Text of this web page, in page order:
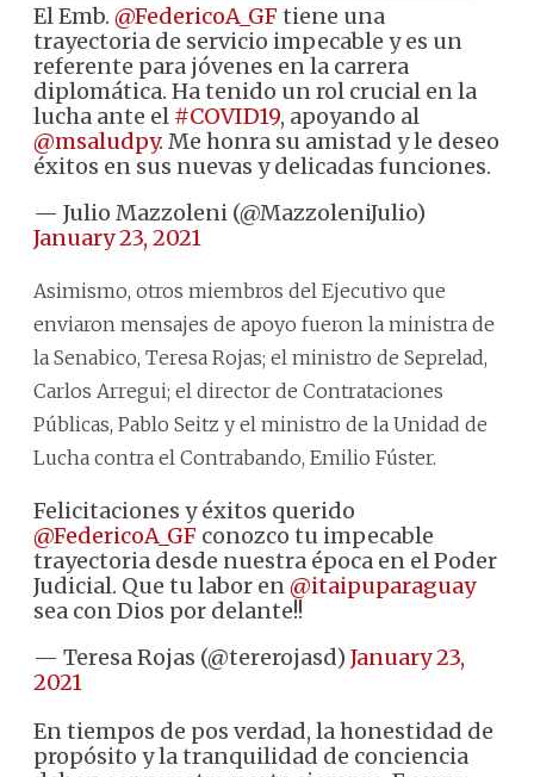
El Emb. @FedericoA_GF tiene una
trayectoria de servicio impecable y es un
referente para jóvenes en la carrera
diplomática. Ha tenido un rol crucial en la
lucha ante el #COVID19, apoyando al
@msaludpy. Me honra su amistad y le deseo
éxitos en sus nuevas y delicadas funciones.
— Julio Mazzoleni (@MazzoleniJulio)
January 23, 2021
Asimismo, otros miembros del Ejecutivo que
enviaron mensajes de apoyo fueron la ministra de
la Senabico, Teresa Rojas; el ministro de Seprelad,
Carlos Arregui; el director de Contrataciones
Públicas, Pablo Seitz y el ministro de la Unidad de
Lucha contra el Contrabando, Emilio Fúster.
Felicitaciones y éxitos querido
@FedericoA_GF conozco tu impecable
trayectoria desde nuestra época en el Poder
Judicial. Que tu labor en@itaipuparaguay
sea con Dios por delante!!
— Teresa Rojas (@tererojasd) January 23,
2021
En tiempos de pos verdad, la honestidad de
propósito y la tranquilidad de conciencia